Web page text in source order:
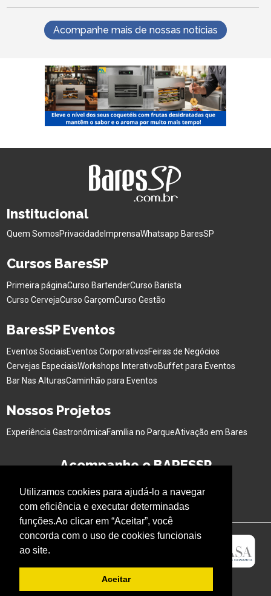
Utilizamos cookies para ajudá-lo a navegar
com eficiência e executar determinadas
funções.Ao clicar em “Aceitar”, você
concorda com o uso de cookies funcionais
ao site.
Aceitar
Acompanhe mais de nossas notícias
Institucional
Quem SomosPrivacidade ImprensaWhatsapp BaresSP
Cursos BaresSP
Primeira páginaCurso BartenderCurso Barista
Curso CervejaCurso GarçomCurso Gestão
BaresSP Eventos
Eventos SociaisEventos CorporativosFeiras de Negócios
Cervejas EspeciaisWorkshops InterativoBuffet para Eventos
Bar Nas AlturasCaminhão para Eventos
Nossos Projetos
Experiência GastronômicaFamília no ParqueAtivação em Bares
Acompanhe o BARESSP